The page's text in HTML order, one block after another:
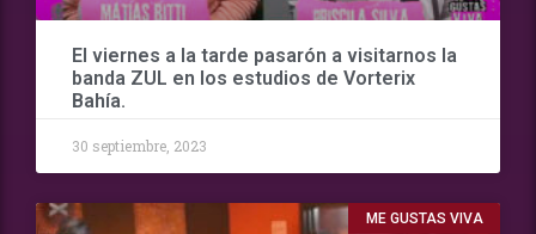
El viernes a la tarde pasarón a visitarnos la
banda ZUL en los estudios de Vorterix
Bahía.
30 septiembre, 2023
ME GUSTAS VIVA